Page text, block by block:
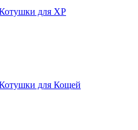
для ХР
для Кощей